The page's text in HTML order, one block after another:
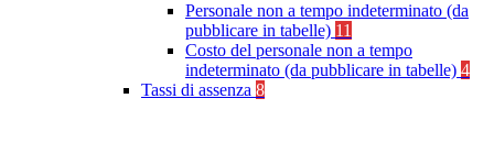
Personale non a tempo indeterminato (da
pubblicare in tabelle) 11
Costo del personale non a tempo
indeterminato (da pubblicare in tabelle) 4
Tassi di assenza 8